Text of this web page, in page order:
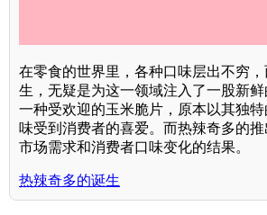
在零食的世界里，各种口味层出不穷
生，无疑是为这一领域注入了一股新
一种受欢迎的玉米脆片，原本以其独
味受到消费者的喜爱。而热辣奇多的
市场需求和消费者口味变化的结果。
热辣奇多的诞生